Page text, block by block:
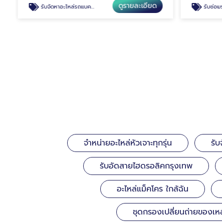
รับจัดหาอะไหล่รถแบคโฮทุกชนิด ดูรายละเอียด รับซ่อมรถแ
จำหน่ายอะไหล่หัวเจาะทุกรุ่น รั
รับอัดสายไฮดรอลิคกรุงเทพ
อะไหล่แม็คโคร ใกล้ฉัน
ชุดกรองเปลี่ยนถ่ายของเ